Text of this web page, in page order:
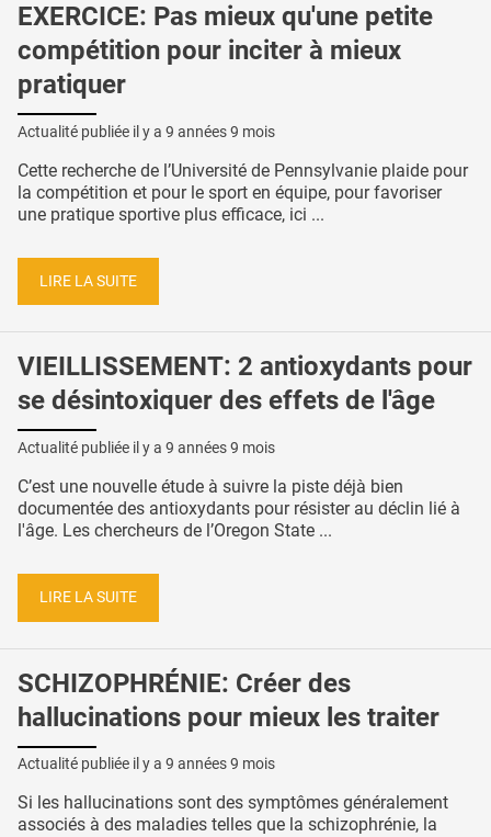
EXERCICE: Pas mieux qu'une petite
compétition pour inciter à mieux
pratiquer
Actualité publiée il y a 9 années 9 mois
Cette recherche de l’Université de Pennsylvanie plaide pour
la compétition et pour le sport en équipe, pour favoriser
une pratique sportive plus efficace, ici ...
LIRE LA SUITE
VIEILLISSEMENT: 2 antioxydants pour
se désintoxiquer des effets de l'âge
Actualité publiée il y a 9 années 9 mois
C’est une nouvelle étude à suivre la piste déjà bien
documentée des antioxydants pour résister au déclin lié à
l'âge. Les chercheurs de l’Oregon State ...
LIRE LA SUITE
SCHIZOPHRÉNIE: Créer des
hallucinations pour mieux les traiter
Actualité publiée il y a 9 années 9 mois
Si les hallucinations sont des symptômes généralement
associés à des maladies telles que la schizophrénie, la